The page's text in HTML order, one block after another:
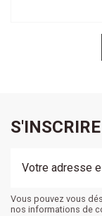
Vous pouvez vous
nos informations de